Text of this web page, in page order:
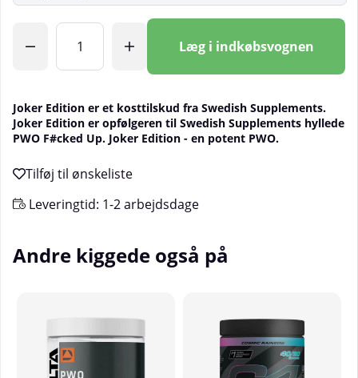
Læg i indkøbsvognen
Joker Edition er et kosttilskud fra Swedish Supplements.
Joker Edition er opfølgeren til Swedish Supplements hyllede
PWO F#cked Up. Joker Edition - en potent PWO.
Leveringtid: 1-2 arbejdsdage
Andre kiggede også på